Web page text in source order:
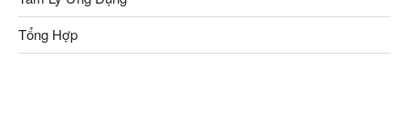
Tổng Hợp